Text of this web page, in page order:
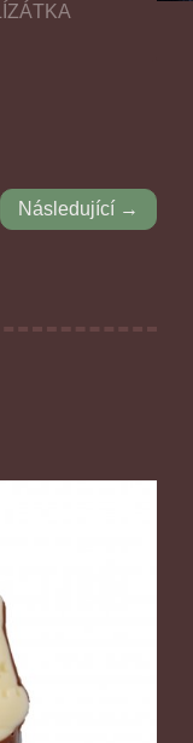
LÍZÁTKA
Následující →